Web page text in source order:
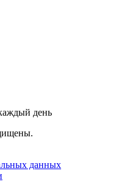
день
данных